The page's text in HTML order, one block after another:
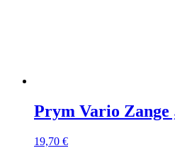
Prym Vario Zange
19,70 €